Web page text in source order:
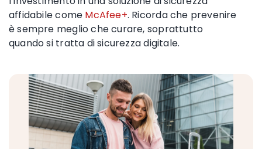
affidabile come McAfee+. Ricorda che prevenire
è sempre meglio che curare, soprattutto
quando si tratta di sicurezza digitale.